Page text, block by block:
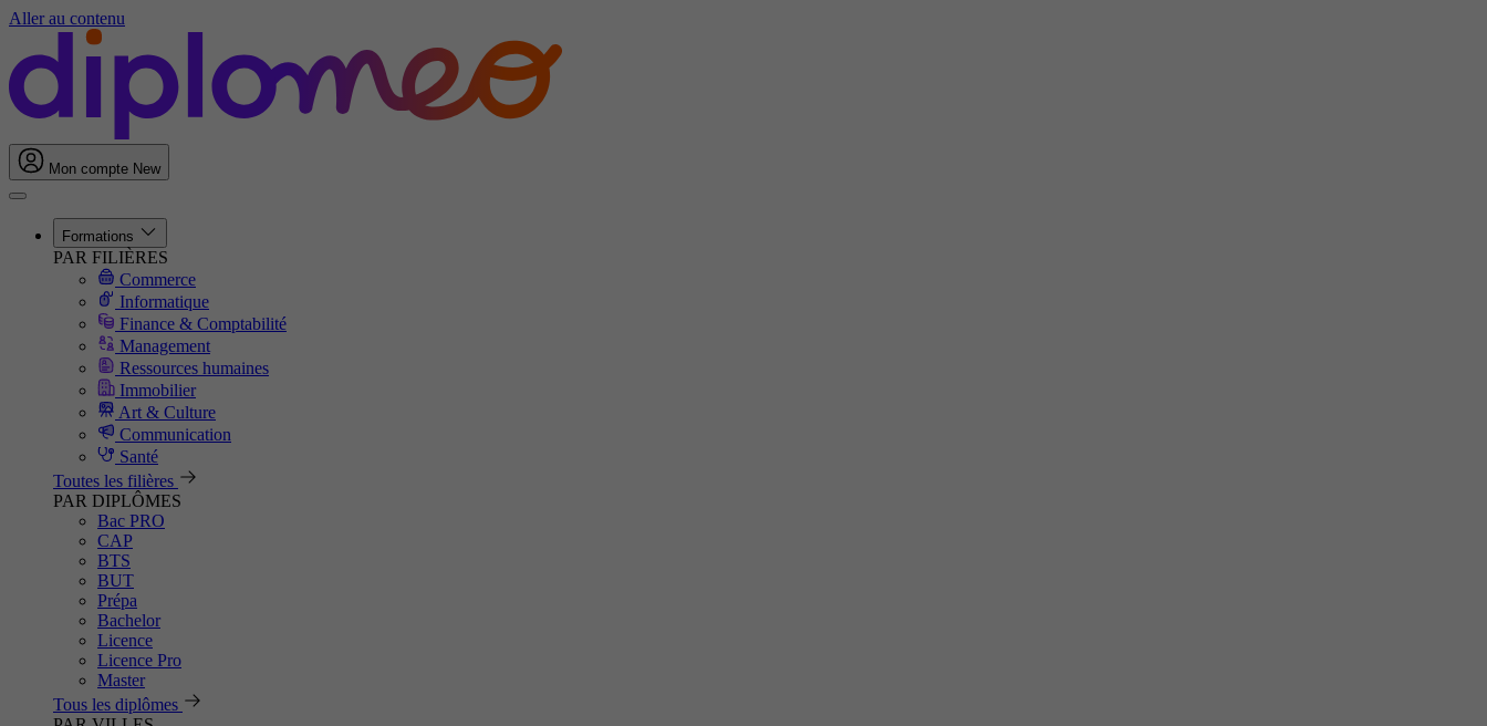
Aller au contenu
Mon compte New
Formations
PAR FILIÈRES
Commerce
Informatique
Finance & Comptabilité
Management
Ressources humaines
Immobilier
Art & Culture
Communication
Santé
Toutes les filières
PAR DIPLÔMES
Bac PRO
CAP
BTS
BUT
Prépa
Bachelor
Licence
Licence Pro
Master
Tous les diplômes